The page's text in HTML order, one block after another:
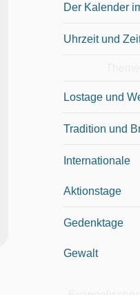
Der Kalender
Uhrzeit und
Lostage und
Tradition und
Internationale
Aktionstage
Gewalt